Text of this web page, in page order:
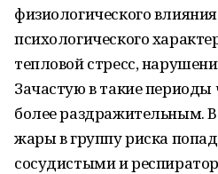
физиологического
психологического
тепловой стресс,
Зачастую в такие периоды
более раздражительным.
жары в группу риска
сосудистыми и